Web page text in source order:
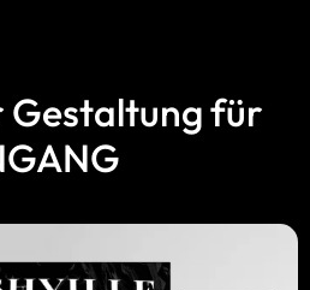
Gestaltung für